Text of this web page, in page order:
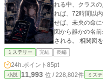
れる中、クラスの人気者が
れば、72時間以内に
せば、未央の命
図から誰かの名
される。 相関図を紐解けば、紐解くほどに真意が暴かれクラ
スの友情は崩壊し
外側から眺めてき
ミステリー 完結 長編
24h.ポイント 85pt
小説 11,993 位 / 228,802件 ミス